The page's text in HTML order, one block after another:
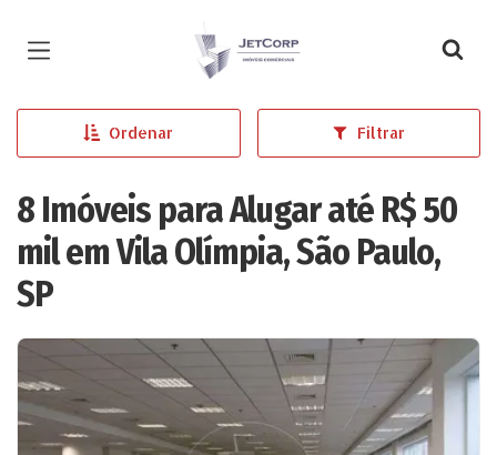
Página inicial
Ordenar Filtrar
8 Imóveis para Alugar até R$ 50
mil em Vila Olímpia, São Paulo,
SP